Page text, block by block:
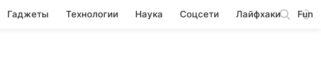
Гаджеты Технологии Наука Соцсети Лайфхаки Fun